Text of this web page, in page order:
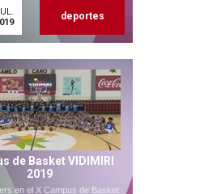
deportes
de Basket VIDIMIRI
2019
en el X Campus de Basket